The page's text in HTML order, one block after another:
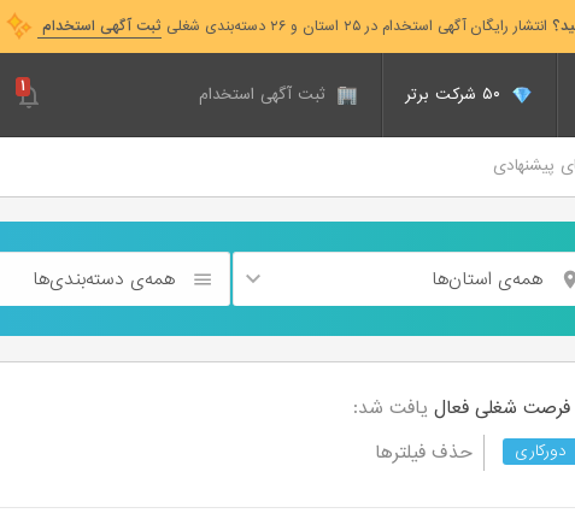
انتشار رایگان آگهی استخدام در ۲۵ استان و ۲۶ دسته‌بندی شغلی ثبت آگهی استخدام
ثبت آگهی استخدام ۱
پیشنهادی
همه‌ی استان‌ها همه‌ی دسته‌بندی‌ها
فعال یافت شد:
دورکاری
حذف فیلترها